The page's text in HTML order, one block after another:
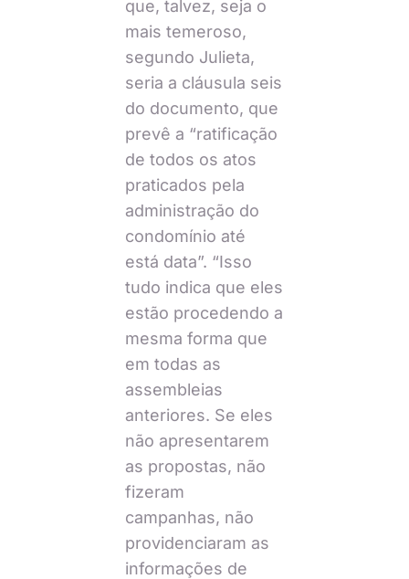
que, talvez, seja o
mais temeroso,
segundo Julieta,
seria a cláusula seis
do documento, que
prevê a “ratificação
de todos os atos
praticados pela
administração do
condomínio até
está data”. “Isso
tudo indica que eles
estão procedendo a
mesma forma que
em todas as
assembleias
anteriores. Se eles
não apresentarem
as propostas, não
fizeram
campanhas, não
providenciaram as
informações de